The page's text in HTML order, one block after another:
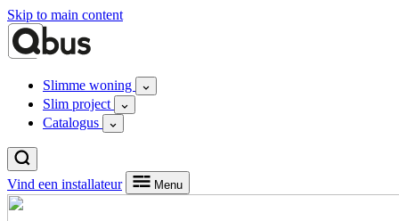
Skip to main content
Slimme woning
Slim project
Catalogus
Vind een installateur Menu